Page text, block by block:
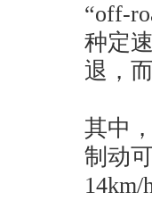
“off-
种定
退，
其中
制动